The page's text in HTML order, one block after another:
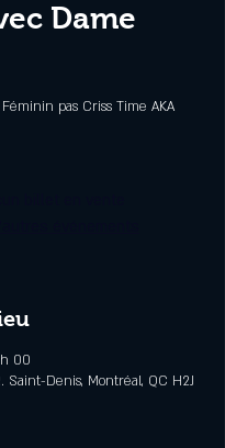
Dame
pas Criss Time AKA
h 00
Saint-Denis, Montréal, QC H2J